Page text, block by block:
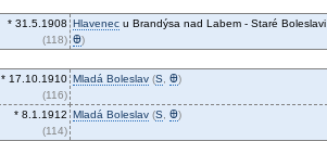
* 31.5.1908
(118)
Hlavenec u Brandýsa nad Labem - Staré Boleslavi
Ꚛ)
* 17.10.1910
(116)
Mladá Boleslav (S Ꚛ)
* 8.1.1912
(114)
Mladá Boleslav (S Ꚛ)